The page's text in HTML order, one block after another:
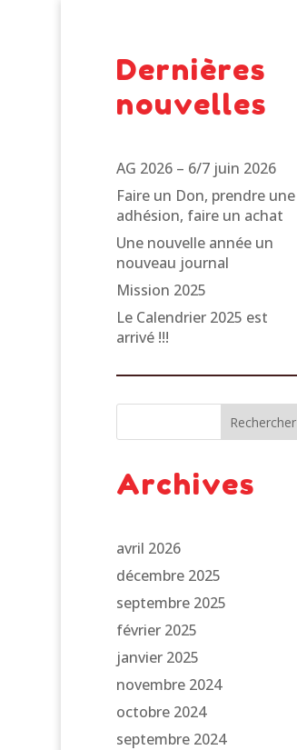
Dernières
nouvelles
AG 2026 – 6/7 juin 2026
Faire un Don, prendre une
adhésion, faire un achat
Une nouvelle année un
nouveau journal
Mission 2025
Le Calendrier 2025 est
arrivé !!!
Rechercher
Archives
avril 2026
décembre 2025
septembre 2025
février 2025
janvier 2025
novembre 2024
octobre 2024
septembre 2024